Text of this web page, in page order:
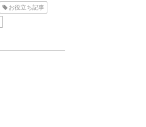
お役立ち記事